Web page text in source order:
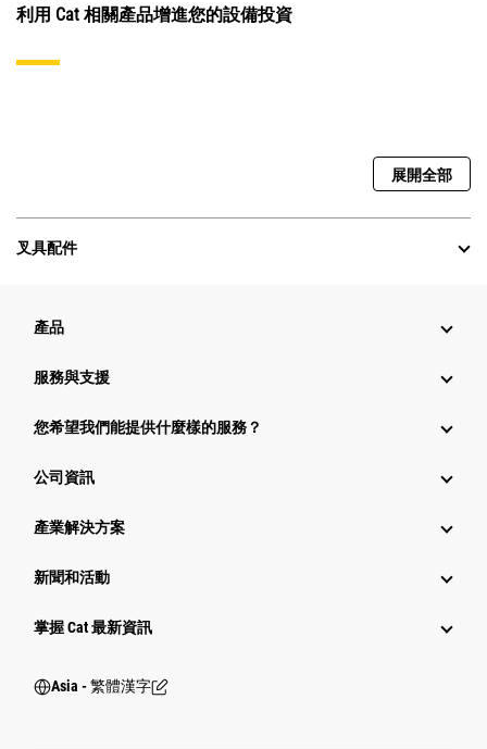
利用 Cat 相關產品增進您的設備投資
展開全部
叉具配件
產品
服務與支援
您希望我們能提供什麼樣的服務？
公司資訊
產業解決方案
新聞和活動
掌握 Cat 最新資訊
Asia - 繁體漢字